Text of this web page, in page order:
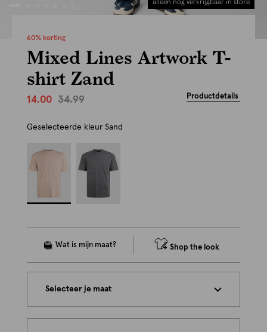
alleen nog verkrijgbaar in store
60% korting
Mixed Lines Artwork T-
shirt Zand
14.00 34.99 Productdetails
Geselecteerde kleur Sand
Shop the look
Selecteer je maat